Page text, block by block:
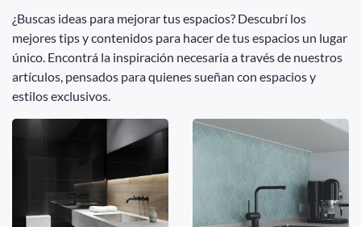
¿Buscas ideas para mejorar tus espacios? Descubrí los
mejores tips y contenidos para hacer de tus espacios un lugar
único. Encontrá la inspiración necesaria a través de nuestros
artículos, pensados para quienes sueñan con espacios y
estilos exclusivos.